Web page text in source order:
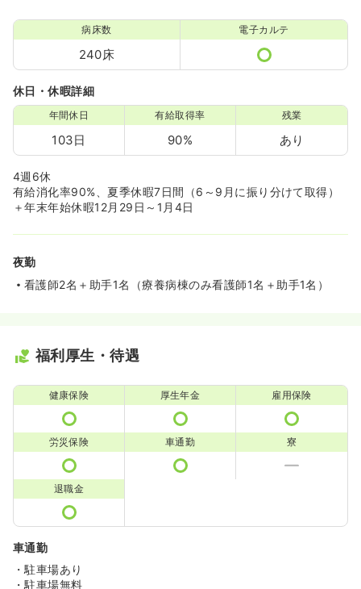
病床数
240床
電子カルテ
休日・休暇詳細
年間休日
103日
有給取得率
90%
残業
あり
4週6休
有給消化率90%、夏季休暇7日間（6～9月に振り分けて取得）
＋年末年始休暇12月29日～1月4日
夜勤
看護師2名＋助手1名（療養病棟のみ看護師1名＋助手1名）
福利厚生・待遇
健康保険 厚生年金 雇用保険
労災保険 車通勤 寮
退職金
車通勤
・駐車場あり
・駐車場無料